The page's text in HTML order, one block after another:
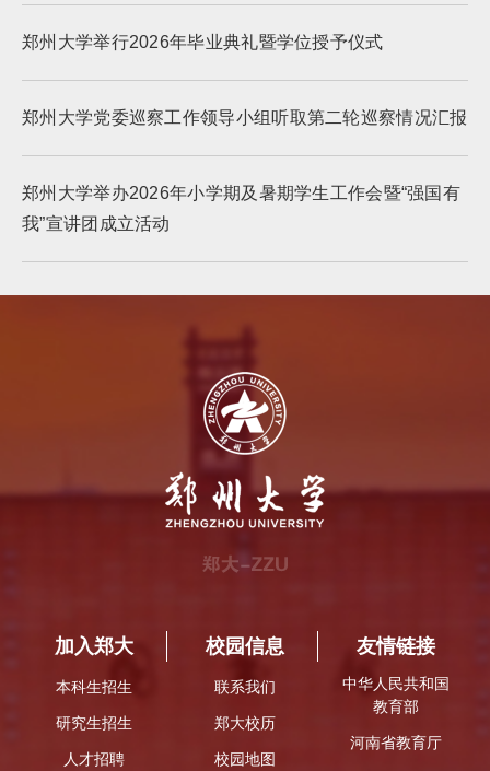
郑州大学举行2026年毕业典礼暨学位授予仪式
郑州大学党委巡察工作领导小组听取第二轮巡察情况汇报
郑州大学举办2026年小学期及暑期学生工作会暨“强国有
我”宣讲团成立活动
加入郑大
本科生招生
研究生招生
人才招聘
校园信息
联系我们
郑大校历
校园地图
友情链接
中华人民共和国
教育部
河南省教育厅